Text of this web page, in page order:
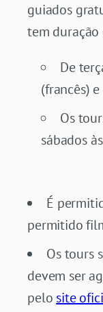
guiados
tem
De
(francês)
Os
sábados
É
permitido
Os tours
devem ser
pelo site